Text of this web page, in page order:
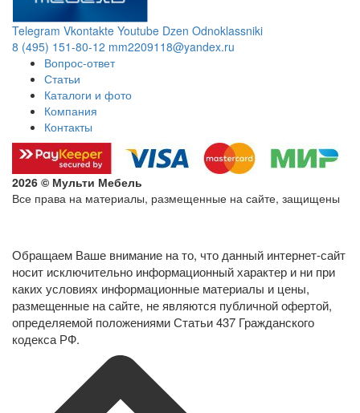
Telegram Vkontakte Youtube Dzen Odnoklassniki
8 (495) 151-80-12 mm2209118@yandex.ru
Вопрос-ответ
Статьи
Каталоги и фото
Компания
Контакты
2026 © Мульти Мебель
Все права на материалы, размещенные на сайте, защищены
Обращаем Ваше внимание на то, что данный интернет-сайт
носит исключительно информационный характер и ни при
каких условиях информационные материалы и цены,
размещенные на сайте, не являются публичной офертой,
определяемой положениями Статьи 437 Гражданского
кодекса РФ.